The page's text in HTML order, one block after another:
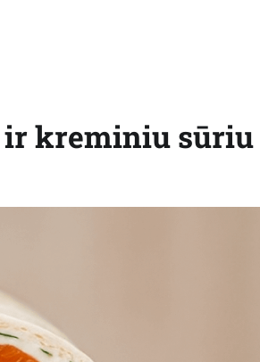
ir kreminiu sūriu